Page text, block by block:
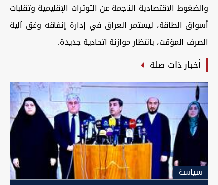
والضغوط الاقتصادية الناجمة عن التوترات الإقليمية وتقلبات
أسواق الطاقة، ليستمر العراق في إدارة إنفاقه وفق آلية
الصرف المؤقت، بانتظار موازنة اتحادية جديدة.
أخبار ذات صلة
سیاسة